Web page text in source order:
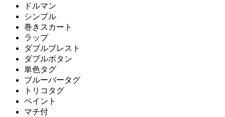
ドルマン
シンプル
巻きスカート
ラップ
ダブルブレスト
ダブルボタン
単色タグ
ブルーバータグ
トリコタグ
ペイント
マチ付